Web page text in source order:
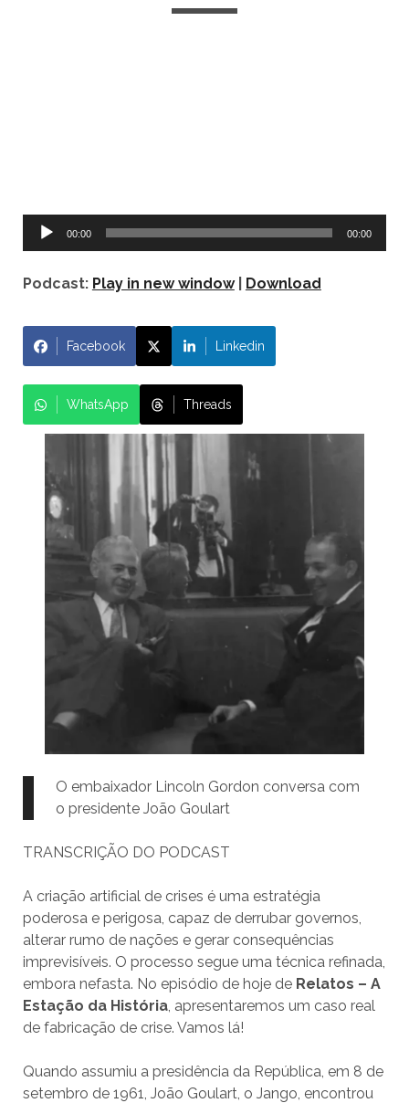
Tocador
00:00 00:00
Podcast: Play in new window| Download
Facebook Linkedin
WhatsApp Threads
O embaixador Lincoln Gordon conversa com
o presidente João Goulart
TRANSCRIÇÃO DO PODCAST
A criação artificial de crises é uma estratégia
poderosa e perigosa, capaz de derrubar governos,
alterar rumo de nações e gerar consequências
imprevisíveis. O processo segue uma técnica refinada,
embora nefasta. No episódio de hoje de Relatos – A
Estação da História, apresentaremos um caso real
de fabricação de crise. Vamos lá!
Quando assumiu a presidência da República, em 8 de
setembro de 1961, João Goulart, o Jango, encontrou